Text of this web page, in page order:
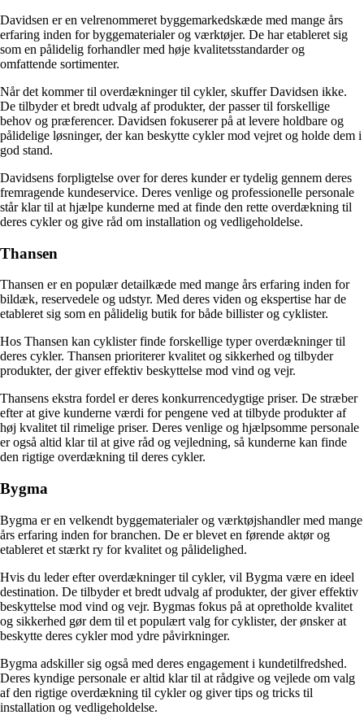
Davidsen er en velrenommeret byggemarkedskæde med mange års
erfaring inden for byggematerialer og værktøjer. De har etableret sig
som en pålidelig forhandler med høje kvalitetsstandarder og
omfattende sortimenter.
Når det kommer til overdækninger til cykler, skuffer Davidsen ikke.
De tilbyder et bredt udvalg af produkter, der passer til forskellige
behov og præferencer. Davidsen fokuserer på at levere holdbare og
pålidelige løsninger, der kan beskytte cykler mod vejret og holde dem i
god stand.
Davidsens forpligtelse over for deres kunder er tydelig gennem deres
fremragende kundeservice. Deres venlige og professionelle personale
står klar til at hjælpe kunderne med at finde den rette overdækning til
deres cykler og give råd om installation og vedligeholdelse.
Thansen
Thansen er en populær detailkæde med mange års erfaring inden for
bildæk, reservedele og udstyr. Med deres viden og ekspertise har de
etableret sig som en pålidelig butik for både billister og cyklister.
Hos Thansen kan cyklister finde forskellige typer overdækninger til
deres cykler. Thansen prioriterer kvalitet og sikkerhed og tilbyder
produkter, der giver effektiv beskyttelse mod vind og vejr.
Thansens ekstra fordel er deres konkurrencedygtige priser. De stræber
efter at give kunderne værdi for pengene ved at tilbyde produkter af
høj kvalitet til rimelige priser. Deres venlige og hjælpsomme personale
er også altid klar til at give råd og vejledning, så kunderne kan finde
den rigtige overdækning til deres cykler.
Bygma
Bygma er en velkendt byggematerialer og værktøjshandler med mange
års erfaring inden for branchen. De er blevet en førende aktør og
etableret et stærkt ry for kvalitet og pålidelighed.
Hvis du leder efter overdækninger til cykler, vil Bygma være en ideel
destination. De tilbyder et bredt udvalg af produkter, der giver effektiv
beskyttelse mod vind og vejr. Bygmas fokus på at opretholde kvalitet
og sikkerhed gør dem til et populært valg for cyklister, der ønsker at
beskytte deres cykler mod ydre påvirkninger.
Bygma adskiller sig også med deres engagement i kundetilfredshed.
Deres kyndige personale er altid klar til at rådgive og vejlede om valg
af den rigtige overdækning til cykler og giver tips og tricks til
installation og vedligeholdelse.